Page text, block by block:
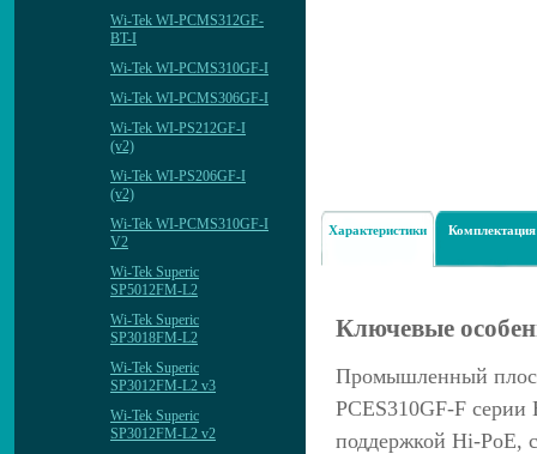
Wi-Tek WI-PCMS312GF-
BT-I
Wi-Tek WI-PCMS310GF-I
Wi-Tek WI-PCMS306GF-I
Wi-Tek WI-PS212GF-I
(v2)
Wi-Tek WI-PS206GF-I
(v2)
Wi-Tek WI-PCMS310GF-I
V2
Wi-Tek Superic
SP5012FM-L2
Wi-Tek Superic
SP3018FM-L2
Wi-Tek Superic
SP3012FM-L2 v3
Wi-Tek Superic
SP3012FM-L2 v2
Характеристики Комплектация
Ключевые
Промышленный
PCES310GF-F серии
поддержкой Hi-PoE,